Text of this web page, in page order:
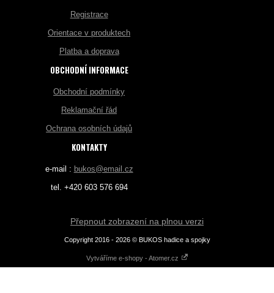
Registrace
Orientace v produktech
Platba a doprava
OBCHODNÍ INFORMACE
Obchodní podmínky
Reklamační řád
Ochrana osobních údajů
KONTAKTY
e-mail : bukos@email.cz
tel. +420 603 576 694
Přepnout zobrazení na plnou verzi
Copyright 2016 - 2026 © BUKOS hadice a spojky
Vytváříme e-shopy - Atomer.cz